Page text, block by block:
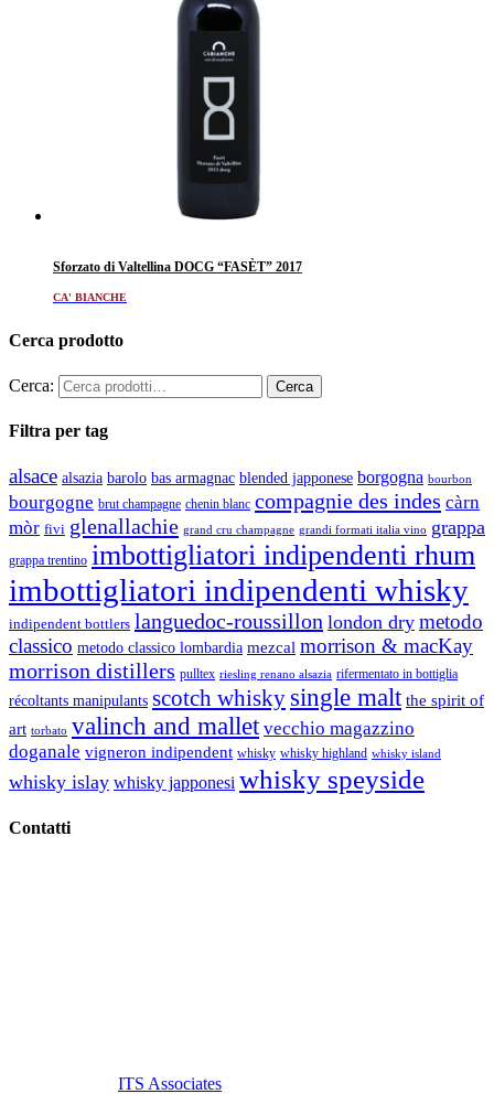
Sforzato di Valtellina DOCG “FASÈT” 2017
CA' BIANCHE
Cerca prodotto
Cerca:
Filtra per tag
alsace alsazia barolo bas armagnac blended japponese borgogna bourbon
bourgogne brut champagne chenin blanc compagnie des indes càrn
mòr fivi glenallachie grand cru champagne grandi formati italia vino grappa
grappa trentino imbottigliatori indipendenti rhum
imbottigliatori indipendenti whisky
indipendent bottlers languedoc-roussillon london dry metodo
classico metodo classico lombardia mezcal morrison & macKay
morrison distillers pulltex riesling renano alsazia rifermentato in bottiglia
récoltants manipulants scotch whisky single malt the spirit of
art torbato valinch and mallet vecchio magazzino
doganale vigneron indipendent whisky whisky highland whisky island
whisky islay whisky japponesi whisky speyside
Contatti
ITS Associates